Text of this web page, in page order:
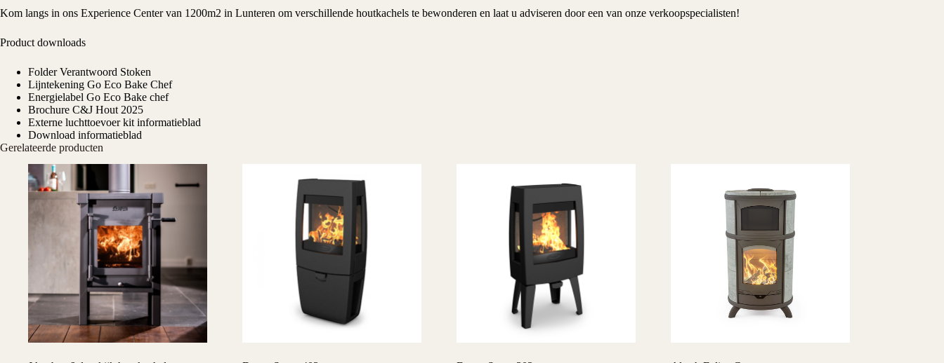
Kom langs in ons Experience Center van 1200m2 in Lunteren om verschillende houtkachels te bewonderen en laat u adviseren door een van onze verkoopspecialisten!
Product downloads
Folder Verantwoord Stoken
Lijntekening Go Eco Bake Chef
Energielabel Go Eco Bake chef
Brochure C&J Hout 2025
Externe luchttoevoer kit informatieblad
Download informatieblad
Gerelateerde producten